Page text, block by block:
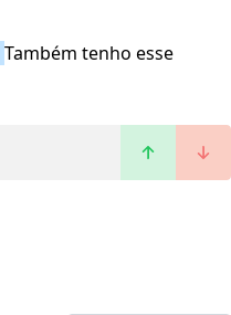
Também tenho esse